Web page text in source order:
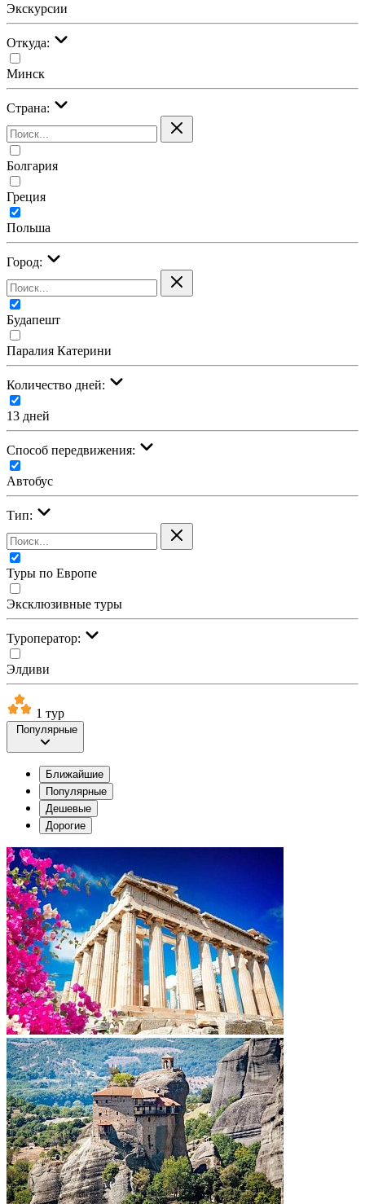
Экскурсии
Откуда:
Минск
Страна:
Болгария
Греция
Польша
Город:
Будапешт
Паралия Катерини
Количество дней:
13 дней
Cпособ передвижения:
Автобус
Тип:
Туры по Европе
Эксклюзивные туры
Туроператор:
Элдиви
1 тур
Популярные
Ближайшие
Популярные
Дешевые
Дорогие